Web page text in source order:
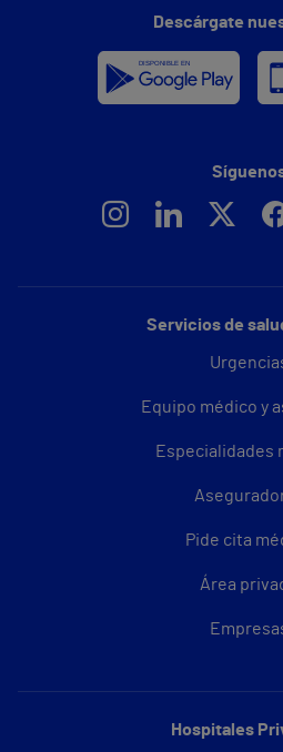
Servicios de
Equipo médico y
Especialidades
Pide cita
Área
Hospitales
Descárgate